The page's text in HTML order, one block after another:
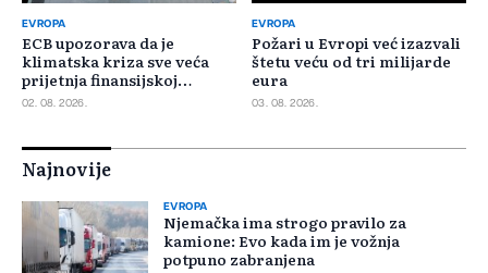
EVROPA
ECB upozorava da je
klimatska kriza sve veća
prijetnja finansijskoj
stabilnosti
02. 08. 2026.
EVROPA
Požari u Evropi već izazvali
štetu veću od tri milijarde
eura
03. 08. 2026.
Najnovije
EVROPA
Njemačka ima strogo pravilo za
kamione: Evo kada im je vožnja
potpuno zabranjena